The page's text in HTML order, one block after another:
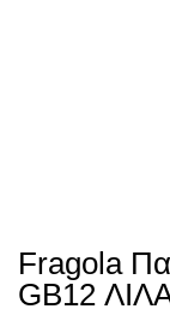
Fragola
GB12